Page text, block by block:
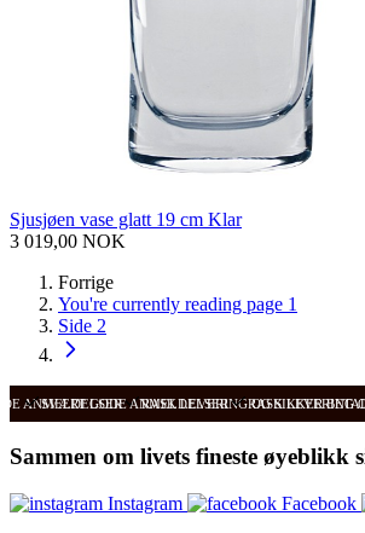
Sjusjøen vase glatt 19 cm Klar
3 019,00 NOK
Forrige
You're currently reading page 1
Side 2
ANMELDELSER RASK LEVERING OG SIKKER
SVÆRT GODE ANMELDELSER RASK LEVERING
Sammen om livets fineste øyeblikk
Instagram Facebook